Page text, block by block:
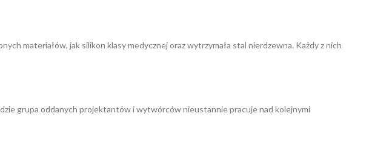
materiałów, jak silikon klasy medycznej oraz wytrzymała stal nierdzewna. Każdy z nich
grupa oddanych projektantów i wytwórców nieustannie pracuje nad kolejnymi